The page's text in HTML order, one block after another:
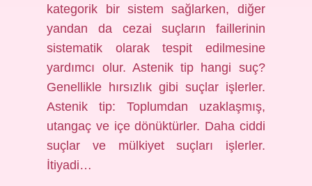
kategorik bir sistem sağlarken, diğer
yandan da cezai suçların faillerinin
sistematik olarak tespit edilmesine
yardımcı olur. Astenik tip hangi suç?
Genellikle hırsızlık gibi suçlar işlerler.
Astenik tip: Toplumdan uzaklaşmış,
utangaç ve içe dönüktürler. Daha ciddi
suçlar ve mülkiyet suçları işlerler.
İtiyadi…